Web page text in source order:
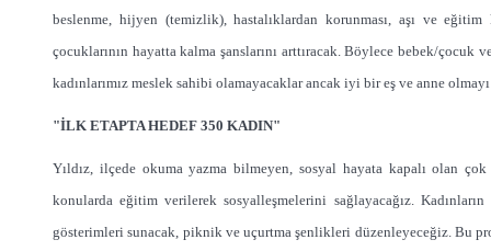
beslenme, hijyen (temizlik), hastalıklardan korunması, aşı ve
çocuklarının hayatta kalma şanslarını arttıracak. Böylece bebek/
kadınlarımız meslek sahibi olamayacaklar ancak iyi bir eş ve anne
"İLK ETAPTA HEDEF 350 KADIN"
Yıldız, ilçede okuma yazma bilmeyen, sosyal hayata kapalı olan
konularda eğitim verilerek sosyalleşmelerini sağlayacağız.
gösterimleri sunacak, piknik ve uçurtma şenlikleri düzenleyeceğiz. Bu